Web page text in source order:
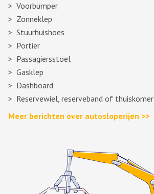
Voorbumper
Zonneklep
Stuurhuishoes
Portier
Passagiersstoel
Gasklep
Dashboard
Reservewiel, reserveband of thuiskomer
Meer berichten over autosloperijen >>